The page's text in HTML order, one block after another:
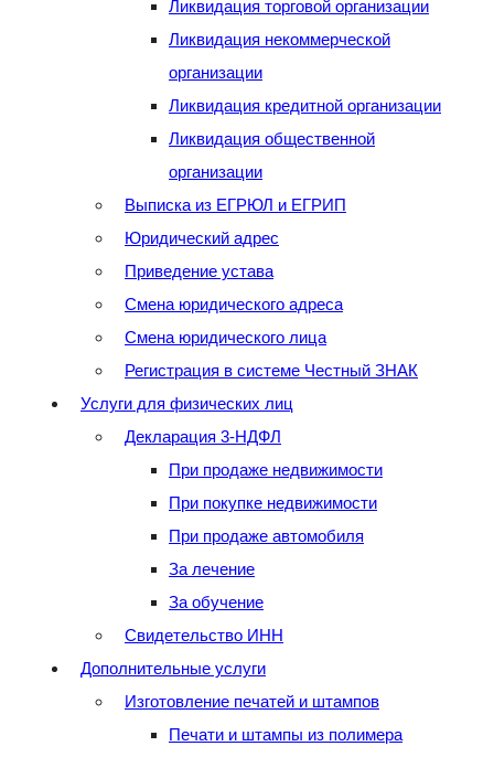
Ликвидация торговой организации
Ликвидация некоммерческой
организации
Ликвидация кредитной организации
Ликвидация общественной
организации
Выписка из ЕГРЮЛ и ЕГРИП
Юридический адрес
Приведение устава
Смена юридического адреса
Смена юридического лица
Регистрация в системе Честный ЗНАК
Услуги для физических лиц
Декларация 3-НДФЛ
При продаже недвижимости
При покупке недвижимости
При продаже автомобиля
За лечение
За обучение
Свидетельство ИНН
Дополнительные услуги
Изготовление печатей и штампов
Печати и штампы из полимера